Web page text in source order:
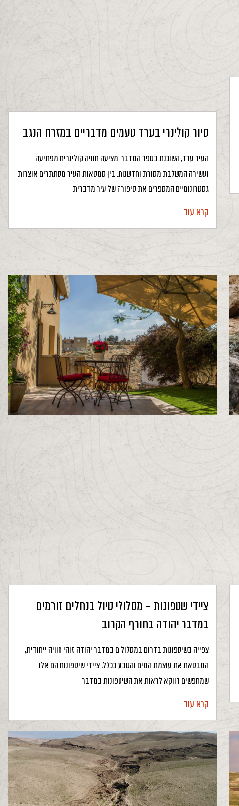
סיור קולינרי בערד טעמים מדבריים במזרח הנגב
העיר ערד, השוכנת בספר המדבר, מציעה חוויה קולינרית מפתיעה
ועשירה המשלבת מסורת וחדשנות. בין סמטאות העיר מסתתרים אוצרות
גסטרונומיים המספרים את סיפורה של עיר מדברית
קרא עוד
ציידי שטפונות – מסלולי טיול בנחלים זורמים
במדבר יהודה בחורף הקרוב
צפייה בשיטפונות בדרום במסלולים במדבר יהודה זוהי חוויה ייחודית,
המבטאת את עוצמת המים והטבע בכלל. ציידי שיטפונות הם אלו
שמחפשים דווקא לראות את השיטפונות במדבר
קרא עוד